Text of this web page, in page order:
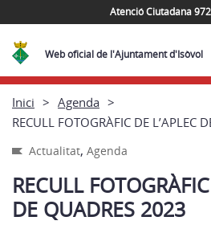
Atenció Ciutadana
Web oficial de l'Ajuntament d'Isòvol
Inici
Agenda
RECULL FOTOGRÀFIC DE L’APLEC
Actualitat, Agenda
RECULL
DE QUADRES 2023